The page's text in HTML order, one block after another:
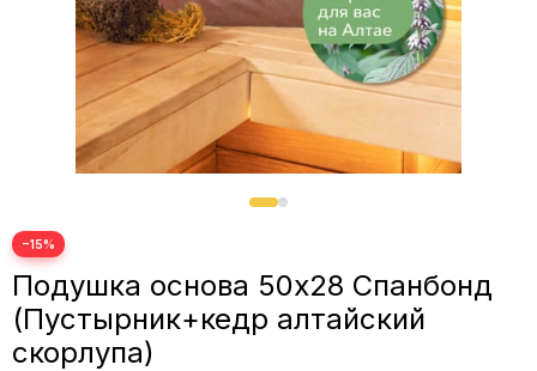
−15%
Подушка основа 50х28 Спанбонд
(Пустырник+кедр алтайский
скорлупа)